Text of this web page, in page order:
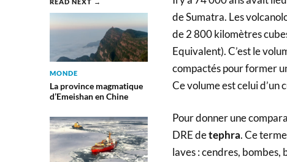
MONDE
La province magmatique
d’Emeishan en Chine
de Sumatra. Les
de 2 800 kilomètres
Equivalent). C’est le
compactés pour former
Ce volume est celui
Pour donner une
DRE detephra. Ce
laves : cendres, bombes,